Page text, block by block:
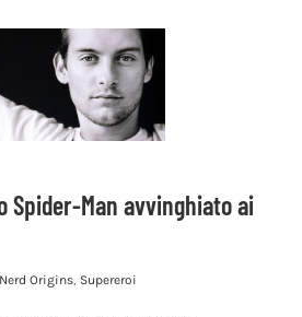
Spider-Man avvinghiato ai
Nerd Origins, Supereroi